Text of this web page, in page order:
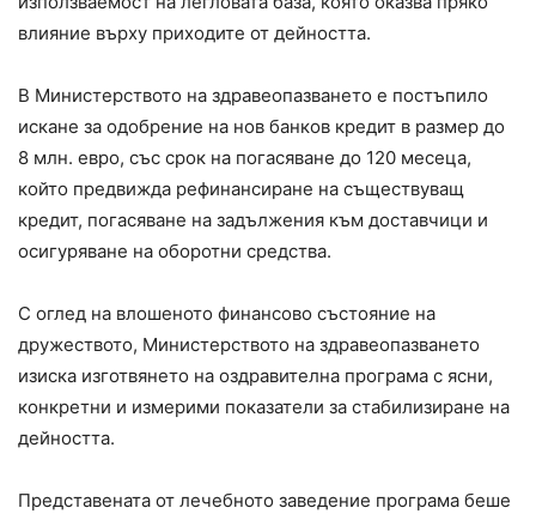
влияние върху приходите от дейността.
В Министерството на здравеопазването е постъпило
искане за одобрение на нов банков кредит в размер до
8 млн. евро, със срок на погасяване до 120 месеца,
който предвижда рефинансиране на съществуващ
кредит, погасяване на задължения към доставчици и
осигуряване на оборотни средства.
С оглед на влошеното финансово състояние на
дружеството, Министерството на здравеопазването
изиска изготвянето на оздравителна програма с ясни,
конкретни и измерими показатели за стабилизиране на
дейността.
Представената от лечебното заведение програма беше